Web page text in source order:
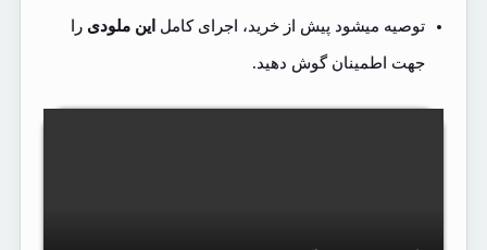
توصیه میشود پیش از خرید، اجرای کامل این ملودی را
جهت اطمینان گوش دهید.